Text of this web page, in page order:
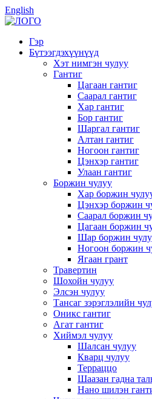
English
Гэр
Бүтээгдэхүүнүүд
Хэт нимгэн чулуу
Гантиг
Цагаан гантиг
Саарал гантиг
Хар гантиг
Бор гантиг
Шаргал гантиг
Алтан гантиг
Ногоон гантиг
Цэнхэр гантиг
Улаан гантиг
Боржин чулуу
Хар боржин
Цэнхэр боржин
Саарал боржин
Цагаан боржин
Шар боржин
Ногоон боржин
Ягаан грант
Травертин
Шохойн чулуу
Элсэн чулуу
Тансаг зэрэглэлийн
Оникс гантиг
Агат гантиг
Хиймэл чулуу
Шалсан чулуу
Кварц чулуу
Терраццо
Шаазан гадна
Нано шилэн